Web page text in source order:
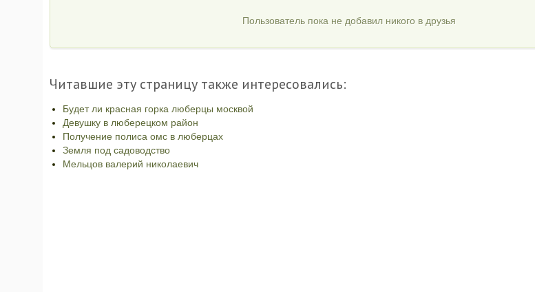
Пользователь пока не добавил никого в друзья
Читавшие эту страницу также интересовались:
Будет ли красная горка люберцы москвой
Девушку в люберецком район
Получение полиса омс в люберцах
Земля под садоводство
Мельцов валерий николаевич